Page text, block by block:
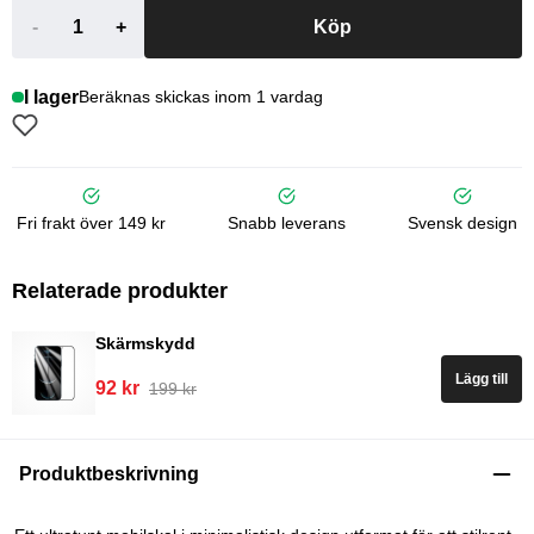
- + Köp
I lagerBeräknas skickas inom 1 vardag
Fri frakt över 149 kr Snabb leverans Svensk design
Relaterade produkter
Skärmskydd
92 kr 199 kr
Lägg till
Produktbeskrivning